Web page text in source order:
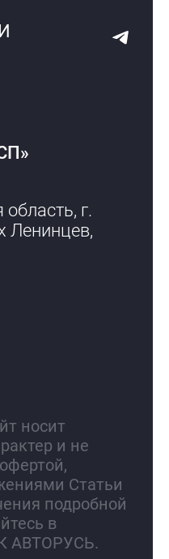
г.
Ленинцев,
носит
и не
Статьи
подробной
в
АВТОРУСЬ.